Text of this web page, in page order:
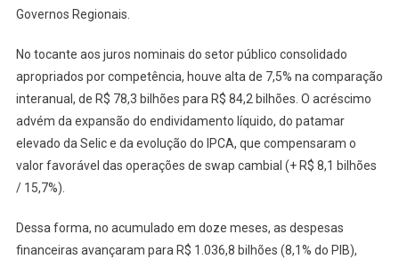
Governos Regionais.
No tocante aos juros nominais do setor público consolidado
apropriados por competência, houve alta de 7,5% na comparação
interanual, de R$ 78,3 bilhões para R$ 84,2 bilhões. O acréscimo
advém da expansão do endividamento líquido, do patamar
elevado da Selic e da evolução do IPCA, que compensaram o
valor favorável das operações de swap cambial (+ R$ 8,1 bilhões
/ 15,7%).
Dessa forma, no acumulado em doze meses, as despesas
financeiras avançaram para R$ 1.036,8 bilhões (8,1% do PIB),